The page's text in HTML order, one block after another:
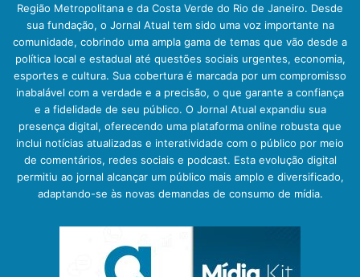
Região Metropolitana e da Costa Verde do Rio de Janeiro. Desde
sua fundação, o Jornal Atual tem sido uma voz importante na
comunidade, cobrindo uma ampla gama de temas que vão desde a
política local e estadual até questões sociais urgentes, economia,
esportes e cultura. Sua cobertura é marcada por um compromisso
inabalável com a verdade e a precisão, o que garante a confiança
e a fidelidade de seu público. O Jornal Atual expandiu sua
presença digital, oferecendo uma plataforma online robusta que
inclui notícias atualizadas e interatividade com o público por meio
de comentários, redes sociais e podcast. Esta evolução digital
permitiu ao jornal alcançar um público mais amplo e diversificado,
adaptando-se às novas demandas de consumo de mídia.